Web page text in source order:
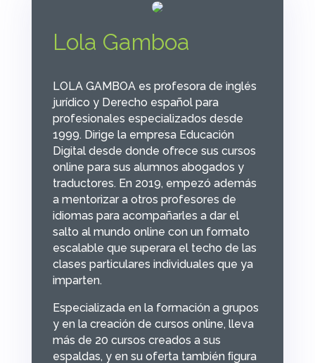
Lola Gamboa
LOLA GAMBOA es profesora de inglés
jurídico y Derecho español para
profesionales especializados desde
1999. Dirige la empresa Educación
Digital desde donde ofrece sus cursos
online para sus alumnos abogados y
traductores. En 2019, empezó además
a mentorizar a otros profesores de
idiomas para acompañarles a dar el
salto al mundo online con un formato
escalable que superara el techo de las
clases particulares individuales que ya
imparten.
Especializada en la formación a grupos
y en la creación de cursos online, lleva
más de 20 cursos creados a sus
espaldas, y en su oferta también ﬁgura